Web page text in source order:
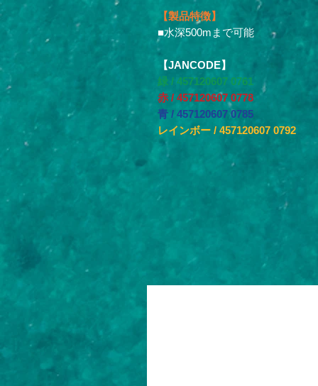
【製品特徴】
■水深500mまで可能
【JANCODE】
緑 / 457120607 0761
赤 / 457120607 0778
青 / 457120607 0785
レインボー / 457120607 0792